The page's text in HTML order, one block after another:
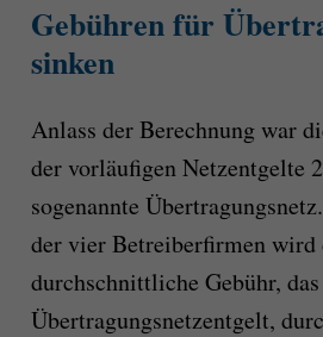
Gebühren für
sinken
Anlass der Berechnung war
der vorläufigen Netzentgelte
sogenannte
der vier Betreiberfirmen wird
durchschnittliche Gebühr, das
Übertragungsnetzentgelt,